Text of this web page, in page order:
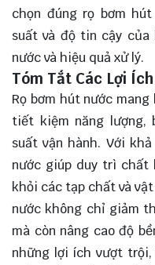
chọn đúng rọ bơm
suất và độ tin cậy
nước và hiệu quả xử lý.
Tóm Tắt Các Lợi
Rọ bơm hút nước
tiết kiệm năng lượng,
suất vận hành. Với
nước giúp duy trì chất
khỏi các tạp chất và
nước không chỉ giảm
mà còn nâng cao độ
những lợi ích vượt